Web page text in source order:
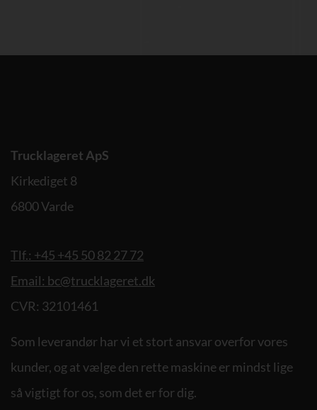
Trucklageret ApS
Kirkediget 8
6800 Varde
Tlf.: +45 +45 50 82 27 72
Email: bc@trucklageret.dk
CVR: 32101461
Som leverandør har vi et stort ansvar overfor vores
kunder, og at vælge den rette maskine er mindst lige
så vigtigt for os, som det er for dig.